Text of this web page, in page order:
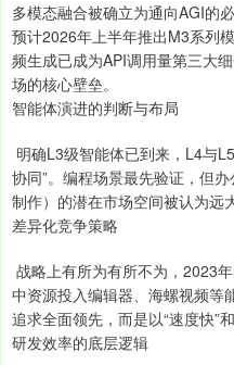
多模态融合被确立为通向AGI的
预计2026年上半年推出M3系列
频生成已成为API调用量第三大
场的核心壁垒。
智能体演进的判断与布局
明确L3级智能体已到来，L4与
协同”。编程场景最先验证，但
制作）的潜在市场空间被认为远
差异化竞争策略
战略上有所为有所不为，2023
中资源投入编辑器、海螺视频等
追求全面领先，而是以“速度快”
研发效率的底层逻辑